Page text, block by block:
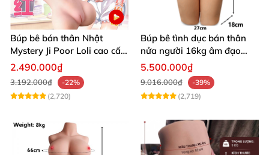
Búp bê bán thân Nhật
Mystery Ji Poor Loli cao cấp
6kg
2.490.000₫
3.192.000₫
-22%
(2,720)
Búp bê tình dục bán thân
nửa người 16kg âm đạo
silicon khít hồng có khung
5.500.000₫
9.016.000₫
-39%
(2,719)